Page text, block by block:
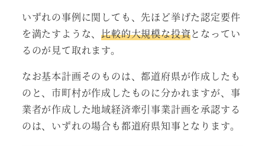
いずれの事例に関しても、先ほど挙げた認定要件
を満たすような、比較的大規模な投資となってい
るのが見て取れます。
なお基本計画そのものは、都道府県が作成したも
のと、市町村が作成したものに分かれますが、事
業者が作成した地域経済牽引事業計画を承認する
のは、いずれの場合も都道府県知事となります。